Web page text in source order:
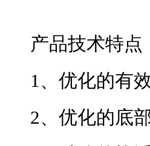
产品技术特点
1、优化的有
2、优化的底